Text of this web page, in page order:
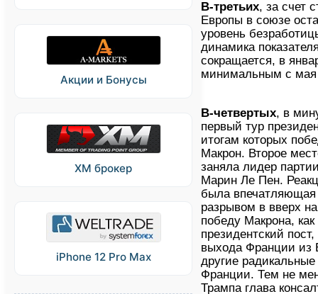
Акции и Бонусы
XM брокер
iPhone 12 Pro Max
В-третьих, за счет
Европы в союзе
уровень
динамика
сокращается, в
минимальным с мая
В-четвертых, в
первый тур
итогам которых
Макрон. Второе
заняла лидер
Марин Ле Пен.
была впечатляющая
разрывом в вверх
победу Макрона,
президентский
выхода Франции из
другие
Франции. Тем не
Трампа глава